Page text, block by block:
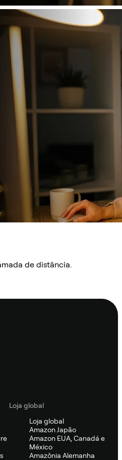
de distância.
Loja global
Loja global
Amazon Japão
Amazon EUA, Canadá e
México
Amazônia Alemanha